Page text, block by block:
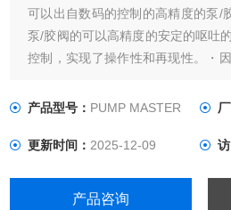
可以出自数码的控制的高精度的泵/
泵/胶阀的可以高精度的安定的呕吐
控制，实现了操作性和再现性。・
SPECIFICATION概略规格名称
产品型号： PUMP MASTER
更新时间：2025-12-09
产品咨询